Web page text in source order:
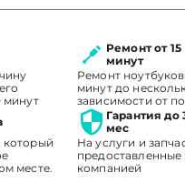
минут
Ремонт от 15
минут
Ремонт ноутбуков
минут до
зависимости от
который
месте.
Гарантия до
мес
На услуги и
компанией